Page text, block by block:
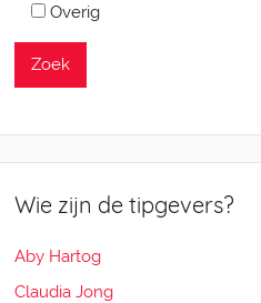
Overig
Wie zijn de tipgevers?
Aby Hartog
Claudia Jong